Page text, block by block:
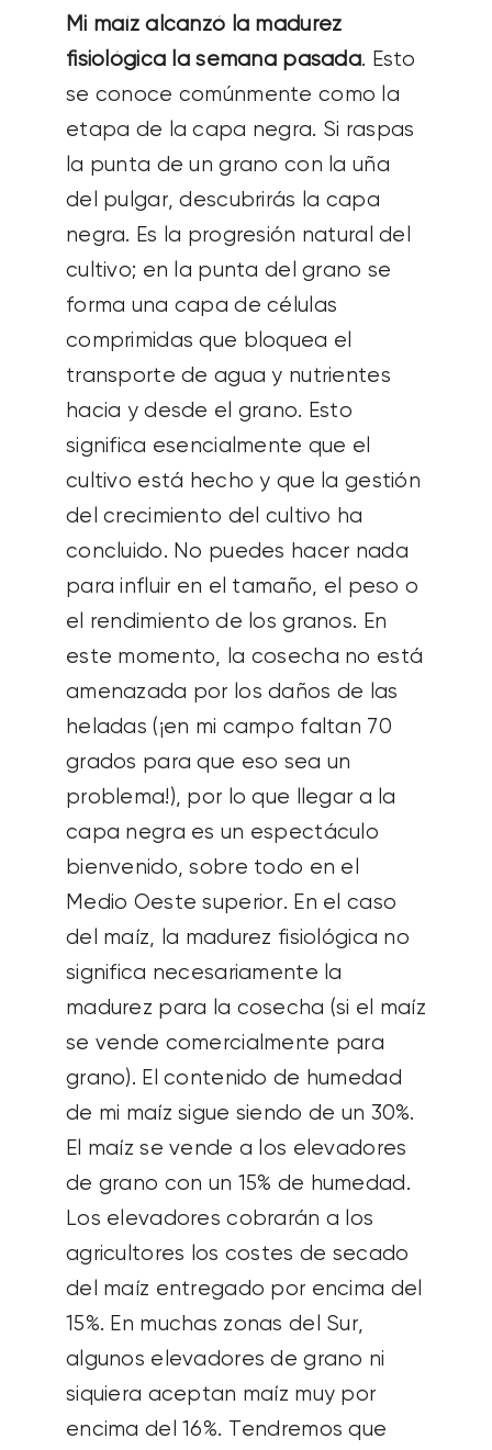
Mi maíz alcanzó la madurez
fisiológica la semana pasada. Esto
se conoce comúnmente como la
etapa de la capa negra. Si raspas
la punta de un grano con la uña
del pulgar, descubrirás la capa
negra. Es la progresión natural del
cultivo; en la punta del grano se
forma una capa de células
comprimidas que bloquea el
transporte de agua y nutrientes
hacia y desde el grano. Esto
significa esencialmente que el
cultivo está hecho y que la gestión
del crecimiento del cultivo ha
concluido. No puedes hacer nada
para influir en el tamaño, el peso o
el rendimiento de los granos. En
este momento, la cosecha no está
amenazada por los daños de las
heladas (¡en mi campo faltan 70
grados para que eso sea un
problema!), por lo que llegar a la
capa negra es un espectáculo
bienvenido, sobre todo en el
Medio Oeste superior. En el caso
del maíz, la madurez fisiológica no
significa necesariamente la
madurez para la cosecha (si el maíz
se vende comercialmente para
grano). El contenido de humedad
de mi maíz sigue siendo de un 30%.
El maíz se vende a los elevadores
de grano con un 15% de humedad.
Los elevadores cobrarán a los
agricultores los costes de secado
del maíz entregado por encima del
15%. En muchas zonas del Sur,
algunos elevadores de grano ni
siquiera aceptan maíz muy por
encima del 16%. Tendremos que